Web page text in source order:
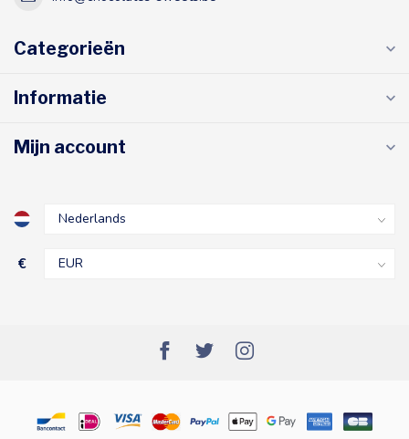
Categorieën
Informatie
Mijn account
€